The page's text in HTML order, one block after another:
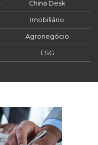
China Desk
Imobiliário
Agronegócio
ESG